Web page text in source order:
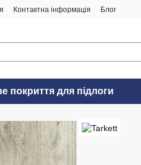
Контактна інформація Блог
покриття для підлоги